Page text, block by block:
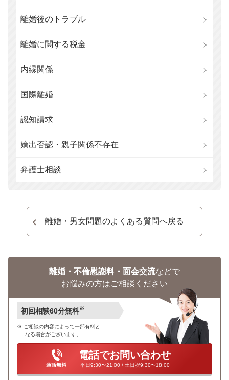
離婚後のトラブル
離婚に関する税金
内縁関係
国際離婚
認知請求
嫡出否認・親子関係不存在
弁護士相談
離婚・男女問題のよくある質問へ戻る
離婚・不倫慰謝料・面会交流などで
お悩みの方はご相談ください
初回相談60分無料※
ご相談の内容によって一部有料と
なる場合がございます。
電話でお問い合わせ
平日9:30〜21:00 / 土日祝9:30〜18:00